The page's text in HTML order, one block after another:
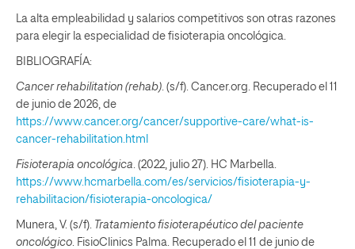
La alta empleabilidad y salarios competitivos son otras razones
para elegir la especialidad de fisioterapia oncológica.
BIBLIOGRAFÍA:
Cancer rehabilitation (rehab). (s/f). Cancer.org. Recuperado el 11
de junio de 2026, de
https://www.cancer.org/cancer/supportive-care/what-is-
cancer-rehabilitation.html
Fisioterapia oncológica. (2022, julio 27). HC Marbella.
https://www.hcmarbella.com/es/servicios/fisioterapia-y-
rehabilitacion/fisioterapia-oncologica/
Munera, V. (s/f). Tratamiento fisioterapéutico del paciente
oncológico. FisioClinics Palma. Recuperado el 11 de junio de